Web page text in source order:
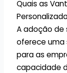
Quais as
A adoção de
oferece uma
para as
capacidade